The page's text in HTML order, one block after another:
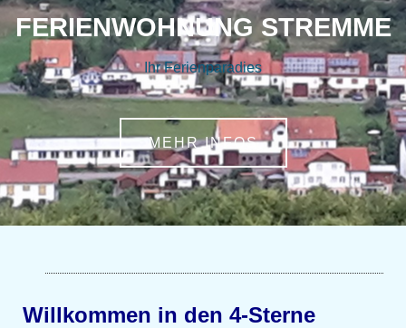
FERIENWOHNUNG STREMME
Ihr Ferienparadies
MEHR INFOS
Willkommen in den 4-Sterne